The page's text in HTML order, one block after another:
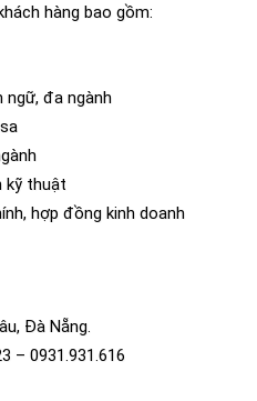
hàng bao gồm:
ngữ, đa ngành
kỹ thuật
hợp đồng kinh doanh
Đà Nẵng.
– 0931.931.616